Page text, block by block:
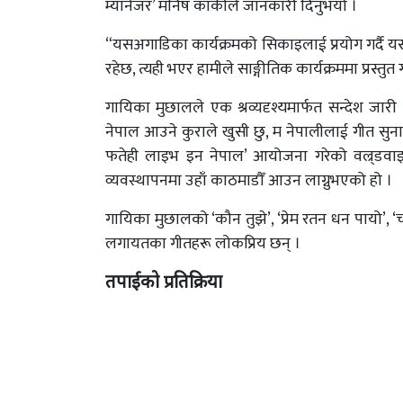
म्यानेजर’ मनिष कार्कीले जानकारी दिनुभयो ।
“यसअगाडिका कार्यक्रमको सिकाइलाई प्रयोग
रहेछ, त्यही भएर हामीले साङ्गीतिक कार्यक्रममा
गायिका मुछालले एक श्रव्यदृश्यमार्फत सन्देश
नेपाल आउने कुराले खुसी छु, म नेपालीलाई गीत
फतेही लाइभ इन नेपाल’ आयोजना गरेको
व्यवस्थापनमा उहाँ काठमाडौँ आउन लाग्नुभएको हो ।
गायिका मुछालको ‘कौन तुझे’, ‘प्रेम रतन धन पायो’,
लगायतका गीतहरू लोकप्रिय छन् ।
तपाईको प्रतिक्रिया